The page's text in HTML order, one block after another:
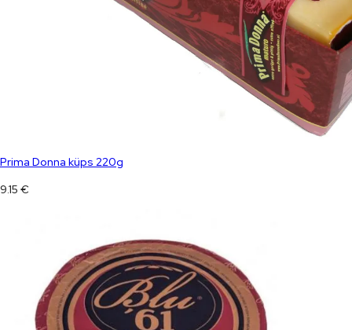
Prima Donna küps 220g
9.15 €
Blu 61 +/- 2,3 kg sinihallitusjuust
€